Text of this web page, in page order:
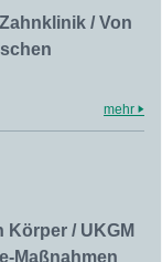
/ Von
mehr
/ UKGM
Maßnahmen